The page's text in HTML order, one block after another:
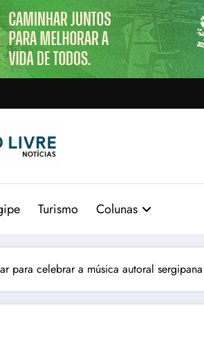
Turismo Colunas
para celebrar a música autoral sergipana